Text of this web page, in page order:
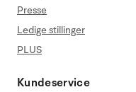
Presse
Ledige stillinger
PLUS
Kundeservice